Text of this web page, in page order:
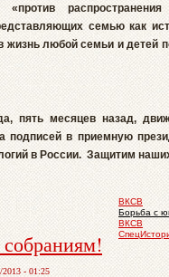
семью как
жизнь любой семьи и детей
пять месяцев назад,
подписей в приемную
в России. Защитим
ВКСВ
Борьба с
ВКСВ
- 01:25